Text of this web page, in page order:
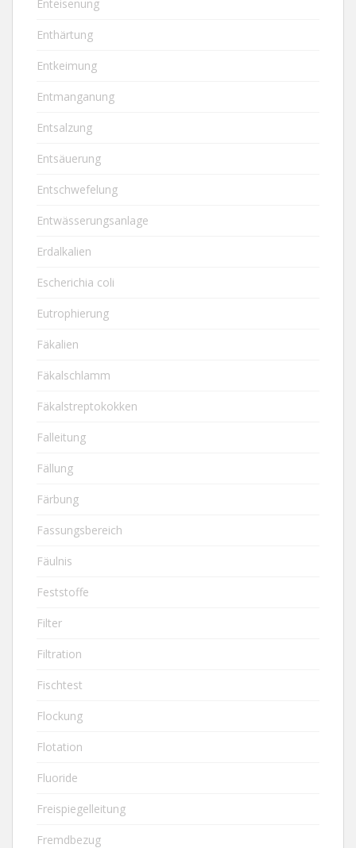
Enteisenung
Enthärtung
Entkeimung
Entmanganung
Entsalzung
Entsäuerung
Entschwefelung
Entwässerungsanlage
Erdalkalien
Escherichia coli
Eutrophierung
Fäkalien
Fäkalschlamm
Fäkalstreptokokken
Falleitung
Fällung
Färbung
Fassungsbereich
Fäulnis
Feststoffe
Filter
Filtration
Fischtest
Flockung
Flotation
Fluoride
Freispiegelleitung
Fremdbezug